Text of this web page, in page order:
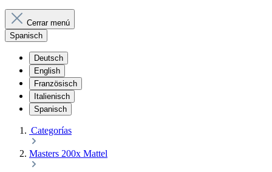
Cerrar menú
Spanisch
Deutsch
English
Französisch
Italienisch
Spanisch
Categorías
Masters 200x Mattel